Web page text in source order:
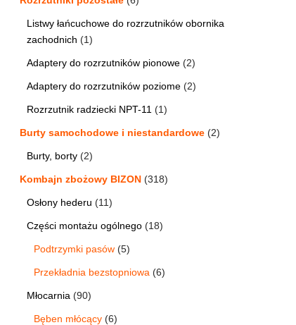
Listwy łańcuchowe do rozrzutników obornika
zachodnich
1
Adaptery do rozrzutników pionowe 2
Adaptery do rozrzutników poziome 2
Rozrzutnik radziecki NPT-11 1
Burty samochodowe i niestandardowe 2
Burty, borty 2
Kombajn zbożowy BIZON 318
Osłony hederu 11
Części montażu ogólnego 18
Podtrzymki pasów 5
Przekładnia bezstopniowa 6
Młocarnia 90
Bęben młócący 6